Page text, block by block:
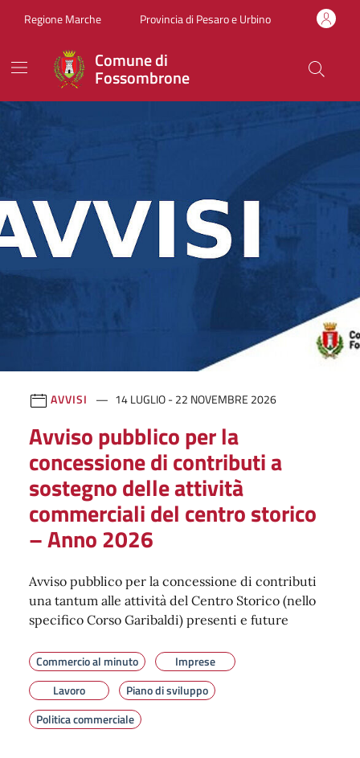
Regione Marche Provincia di Pesaro e Urbino
Comune di
Fossombrone
Comune di Fossombrone
Contenuti in evidenza
AVVISI 14 LUGLIO - 22 NOVEMBRE 2026
Avviso pubblico per la
concessione di contributi a
sostegno delle attività
commerciali del centro storico
– Anno 2026
Avviso pubblico per la concessione di contributi
una tantum alle attività del Centro Storico (nello
specifico Corso Garibaldi) presenti e future
Commercio al minuto
Imprese
Lavoro
Piano di sviluppo
Politica commerciale